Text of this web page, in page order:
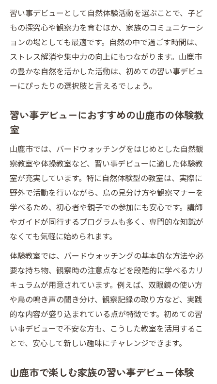
習い事デビューとして自然体験活動を選ぶことで、子ど
もの探究心や観察力を育むほか、家族のコミュニケーシ
ョンの場としても最適です。自然の中で過ごす時間は、
ストレス解消や集中力の向上にもつながります。山鹿市
の豊かな自然を活かした活動は、初めての習い事デビュ
ーにぴったりの選択肢と言えるでしょう。
習い事デビューにおすすめの山鹿市の体験教
室
山鹿市では、バードウォッチングをはじめとした自然観
察教室や体操教室など、習い事デビューに適した体験教
室が充実しています。特に自然体験型の教室は、実際に
野外で活動を行いながら、鳥の見分け方や観察マナーを
学べるため、初心者や親子での参加にも安心です。講師
やガイドが同行するプログラムも多く、専門的な知識が
なくても気軽に始められます。
体験教室では、バードウォッチングの基本的な方法や必
要な持ち物、観察時の注意点などを段階的に学べるカリ
キュラムが用意されています。例えば、双眼鏡の使い方
や鳥の鳴き声の聞き分け、観察記録の取り方など、実践
的な内容が盛り込まれている点が特徴です。初めての習
い事デビューで不安な方も、こうした教室を活用するこ
とで、安心して新しい趣味にチャレンジできます。
山鹿市で楽しむ家族の習い事デビュー体験